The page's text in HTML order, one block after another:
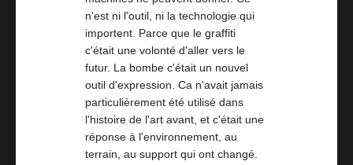
n'est ni l'outil, ni la technologie qui
importent. Parce que le graffiti
c'était une volonté d'aller vers le
futur. La bombe c'était un nouvel
outil d'expression. Ca n'avait jamais
particulièrement été utilisé dans
l'histoire de l'art avant, et c'était une
réponse à l'environnement, au
terrain, au support qui ont changé.